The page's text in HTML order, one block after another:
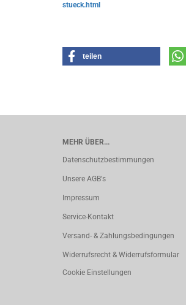
stueck.html
teilen
MEHR ÜBER...
Datenschutzbestimmungen
Unsere AGB's
Impressum
Service-Kontakt
Versand- & Zahlungsbedingungen
Widerrufsrecht & Widerrufsformular
Cookie Einstellungen